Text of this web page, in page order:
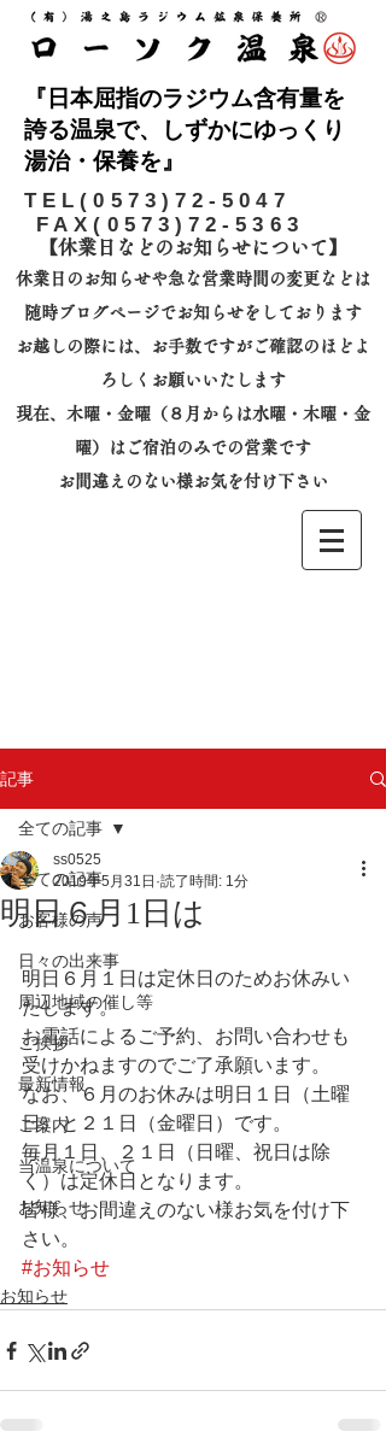
『日本屈指のラジウム含有量を
誇る温泉で、しずかにゆっくり
湯治・保養を』
​TEL(0573)72-5047
FAX(0573)72-5363
【休業日などのお知らせについて】​
休業日のお知らせや急な営業時間の変更などは
随時ブログページでお知らせをしております
お越しの際には、
お手数ですがご確認のほどよ
ろしくお願いいたします
​現在、木曜・金曜（８月からは水曜・木曜・金
曜）はご宿泊のみでの営業です
お間違えのない様お気を付け下さい
記事
全ての記事
お客様の声
日々の出来事
周辺地域の催し等
ご挨拶
最新情報
ご案内
当温泉について
お知らせ
全ての記事
明日６月1日は
ss0525
2019年5月31日 読了時間: 1分
明日６月１日は定休日のためお休みい
たします。
お電話によるご予約、お問い合わせも
受けかねますのでご了承願います。
なお、６月のお休みは明日１日（土曜
日）と２１日（金曜日）です。
毎月１日、２１日（日曜、祝日は除
く）は定休日となります。
皆様、お間違えのない様お気を付け下
さい。
#お知らせ
お知らせ